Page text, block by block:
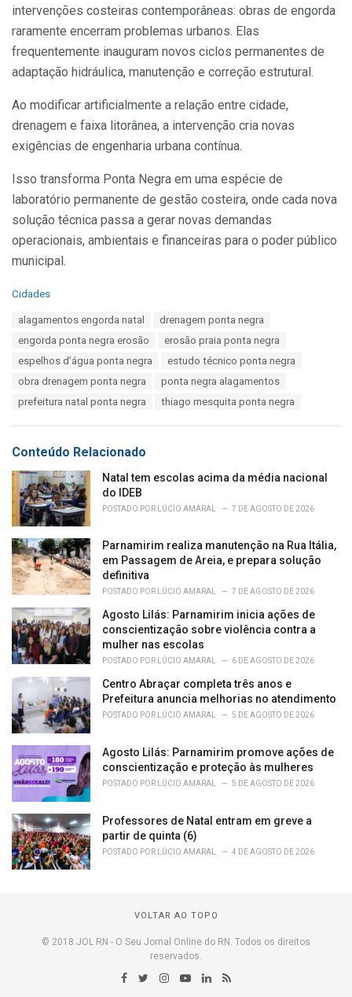
intervenções costeiras contemporâneas: obras de engorda
raramente encerram problemas urbanos. Elas
frequentemente inauguram novos ciclos permanentes de
adaptação hidráulica, manutenção e correção estrutural.
Ao modificar artificialmente a relação entre cidade,
drenagem e faixa litorânea, a intervenção cria novas
exigências de engenharia urbana contínua.
Isso transforma Ponta Negra em uma espécie de
laboratório permanente de gestão costeira, onde cada nova
solução técnica passa a gerar novas demandas
operacionais, ambientais e financeiras para o poder público
municipal.
C
Cidades
alagamentos engorda natal
drenagem ponta negra
engorda ponta negra erosão
erosão praia ponta negra
espelhos d’água ponta negra
estudo técnico ponta negra
obra drenagem ponta negra
ponta negra alagamentos
prefeitura natal ponta negra
thiago mesquita ponta negra
Conteúdo Relacionado
Natal tem escolas acima da média nacional
do IDEB
POSTADO POR LÚCIO AMARAL 7 DE AGOSTO DE 2026
Parnamirim realiza manutenção na Rua Itália,
em Passagem de Areia, e prepara solução
definitiva
POSTADO POR LÚCIO AMARAL 7 DE AGOSTO DE 2026
Agosto Lilás: Parnamirim inicia ações de
conscientização sobre violência contra a
mulher nas escolas
POSTADO POR LÚCIO AMARAL 6 DE AGOSTO DE 2026
Centro Abraçar completa três anos e
Prefeitura anuncia melhorias no atendimento
POSTADO POR LÚCIO AMARAL 5 DE AGOSTO DE 2026
Agosto Lilás: Parnamirim promove ações de
conscientização e proteção às mulheres
POSTADO POR LÚCIO AMARAL 5 DE AGOSTO DE 2026
Professores de Natal entram em greve a
partir de quinta (6)
POSTADO POR LÚCIO AMARAL 4 DE AGOSTO DE 2026
VOLTAR AO TOPO
© 2018 JOL RN - O Seu Jornal Online do RN. Todos os direitos
reservados.